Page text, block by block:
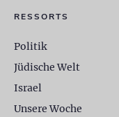
RESSORTS
Politik
Jüdische Welt
Israel
Unsere Woche